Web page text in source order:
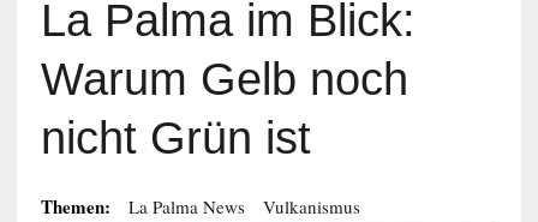
La Palma im Blick:
Warum Gelb noch
nicht Grün ist
Themen: La Palma News Vulkanismus